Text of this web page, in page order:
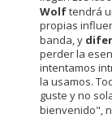
Wolftendrá
propias
banda, y
perder la
intentamos
la usamos.
guste y no
bienvenido",